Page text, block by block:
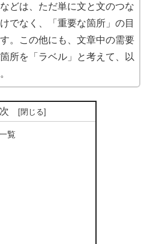
どは、ただ単に文と文のつな
でなく、「重要な箇所」の目
。この他にも、文章中の需要
所を「ラベル」と考えて、以
覧